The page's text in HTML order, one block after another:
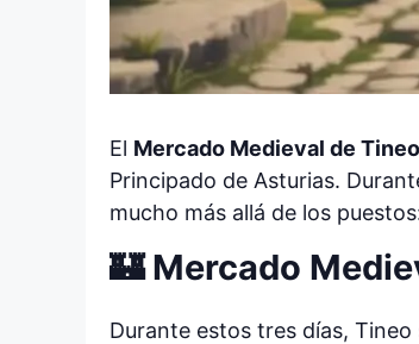
El Mercado Medieval de
Principado de Asturias.
mucho más allá de los
🏰 Mercado
Durante estos tres días,